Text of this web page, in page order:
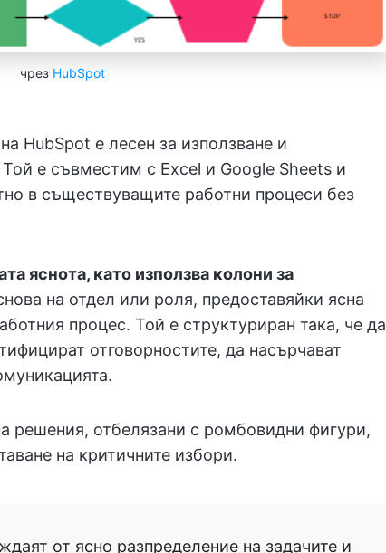
чрез HubSpot
HubSpot е лесен за използване и
е съвместим с Excel и Google Sheets и
в съществуващите работни процеси без
яснота, като използва колони за
на отдел или роля, предоставяйки ясна
процес. Той е структуриран така, че да
отговорностите, да насърчават
решения, отбелязани с ромбовидни фигури,
на критичните избори.
от ясно разпределение на задачите и